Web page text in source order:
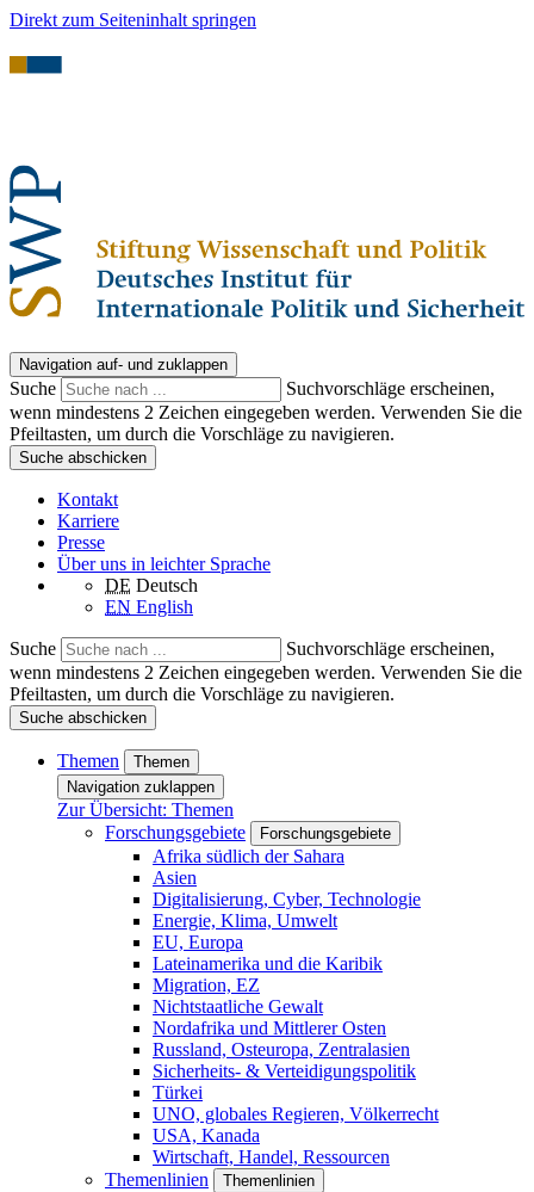
Direkt zum Seiteninhalt springen
Navigation auf- und zuklappen
Suche
Suchvorschläge erscheinen,
wenn mindestens 2 Zeichen eingegeben werden. Verwenden Sie die
Pfeiltasten, um durch die Vorschläge zu navigieren.
Suche abschicken
Kontakt
Karriere
Presse
Über uns in leichter Sprache
DE Deutsch
EN English
Suche
Suchvorschläge erscheinen,
wenn mindestens 2 Zeichen eingegeben werden. Verwenden Sie die
Pfeiltasten, um durch die Vorschläge zu navigieren.
Suche abschicken
Themen
Themen
Navigation zuklappen
Zur Übersicht: Themen
Forschungsgebiete
Forschungsgebiete
Afrika südlich der Sahara
Asien
Digitalisierung, Cyber, Technologie
Energie, Klima, Umwelt
EU, Europa
Lateinamerika und die Karibik
Migration, EZ
Nichtstaatliche Gewalt
Nordafrika und Mittlerer Osten
Russland, Osteuropa, Zentralasien
Sicherheits- & Verteidigungspolitik
Türkei
UNO, globales Regieren, Völkerrecht
USA, Kanada
Wirtschaft, Handel, Ressourcen
Themenlinien
Themenlinien